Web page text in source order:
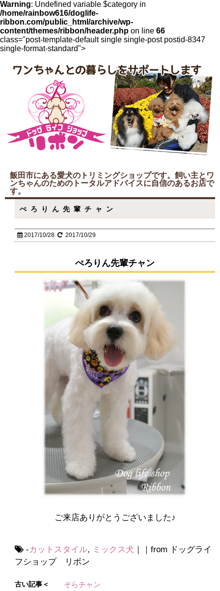
Warning: Undefined variable $category in
/home/rainbow616/doglife-
ribbon.com/public_html/archive/wp-
content/themes/ribbon/header.php on line 66
class="post-template-default single single-post postid-8347
single-format-standard">
飯田市にある愛犬のトリミングショップです。飼い主とワ
ンちゃんのためのトータルアドバイスに自信のあるお店で
す。
ぺろりん先輩チャン
2017/10/28 2017/10/29
ぺろりん先輩チャン
ご来店ありがとうございました♪
-カットスタイル, ミックス犬 ｜｜from ドッグライ
フショップ リボン
古い記事＜ そらチャン